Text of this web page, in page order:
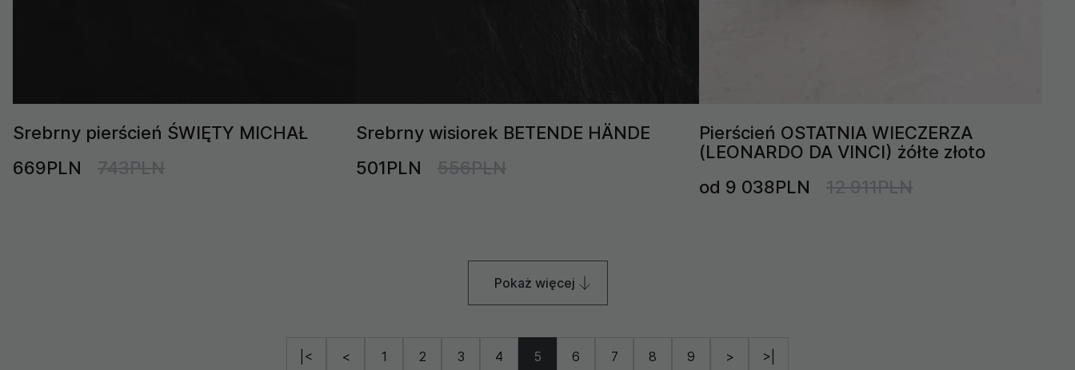
Srebrny pierścień ŚWIĘTY MICHAŁ
669PLN
743PLN
Srebrny wisiorek BETENDE HÄNDE
501PLN
556PLN
Pierścień OSTATNIA WIECZERZA
(LEONARDO DA VINCI) żółte złoto
od 9 038PLN
12 911PLN
Pokaż więcej
|< < 1 2 3 4 5 6 7 8 9 > >|